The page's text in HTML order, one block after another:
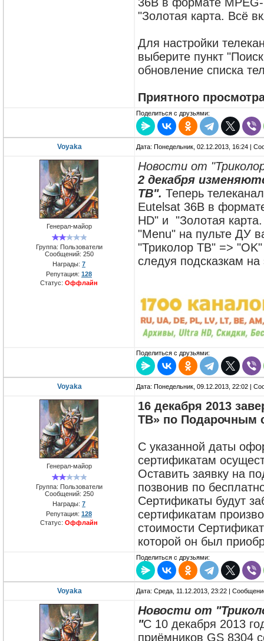
"Золотая карта. Всё
Для настройки
выберите пункт
обновление списка
Приятного
Поделиться с друзьями:
Voyaka Дата: Понедельник, 02.12.2013, 16:24 |
Генерал-майор
Группа: Пользователи
Сообщений: 250
Награды: 7
Репутация: 128
Статус: Оффлайн
Новости от
2 декабря
ТВ". Теперь
Eutelsat 36B в
HD" и "Золотая
"Menu" на пульте ДУ
"Триколор ТВ" =>
следуя подсказкам на
Поделиться с друзьями:
Voyaka Дата: Понедельник, 09.12.2013, 22:02 |
Генерал-майор
Группа: Пользователи
Сообщений: 250
Награды: 7
Репутация: 128
Статус: Оффлайн
16 декабря 2013
ТВ» по Подарочным
С указанной даты
сертификатам
Оставить заявку на
позвонив по
Сертификаты будут
сертификатам
стоимости
которой он был
Поделиться с друзьями:
Voyaka Дата: Среда, 11.12.2013, 23:22 |
Новости от
"С 10 декабря 2013
приёмников GS 8304